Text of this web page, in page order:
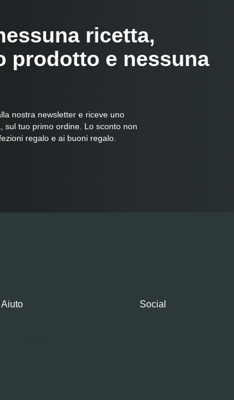
ricetta,
prodotto e nessuna
nostra newsletter e riceve uno
sul tuo primo ordine. Lo sconto non
regalo e ai buoni regalo.
Aiuto Social